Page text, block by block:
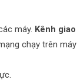
máy. Kênh
chạy trên